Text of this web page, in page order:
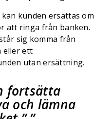
kunden ersättas om
att ringa från banken.
sig komma från
eller ett
utan ersättning.
fortsätta
och lämna